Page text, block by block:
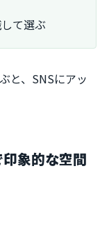
て選ぶ
と、SNSにアッ
象的な空間